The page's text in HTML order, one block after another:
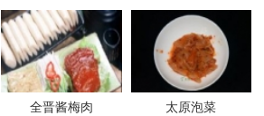
全晋酱梅肉 太原泡菜